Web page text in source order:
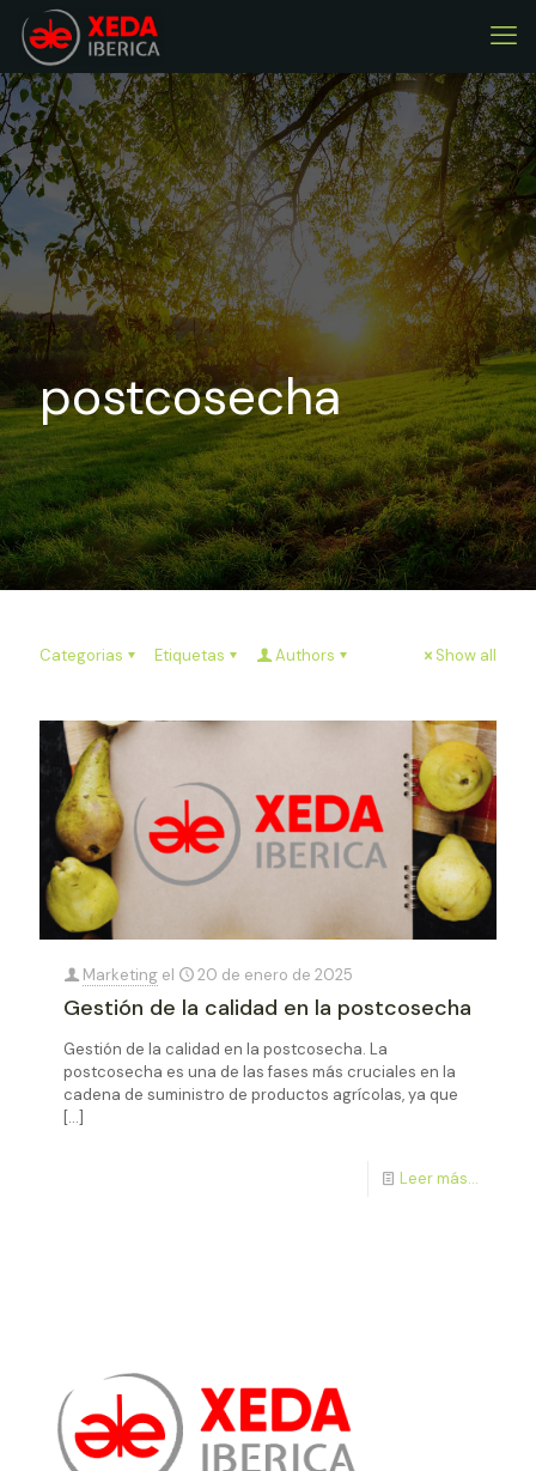
postcosecha
Categorias Etiquetas Authors Show all
Marketing el 20 de enero de 2025
Gestión de la calidad en la postcosecha
Gestión de la calidad en la postcosecha. La
postcosecha es una de las fases más cruciales en la
cadena de suministro de productos agrícolas, ya que
[…]
Leer más...